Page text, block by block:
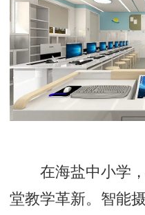
在海盐中小学，
堂教学革新。智能